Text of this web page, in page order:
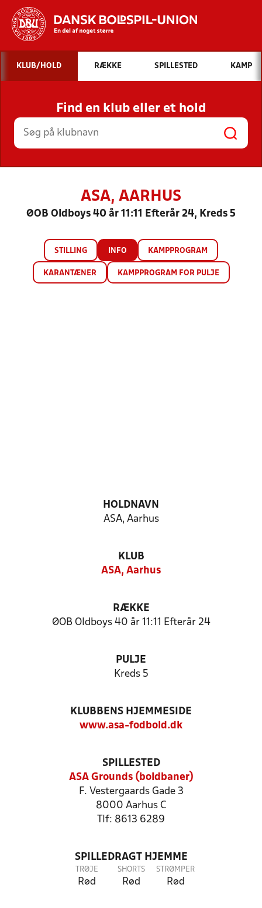
Hvad vil du søge efter?
INDHOLD OG NYHEDER
STILLINGER, RESULTATER, KLUBBER OG
HOLD
KLUB/HOLD RÆKKE SPILLESTED KAMP
Find en klub eller et hold
ASA, AARHUS
ØOB Oldboys 40 år 11:11 Efterår 24, Kreds 5
STILLING INFO KAMPPROGRAM
KARANTÆNER KAMPPROGRAM FOR PULJE
HOLDNAVN
ASA, Aarhus
KLUB
ASA, Aarhus
RÆKKE
ØOB Oldboys 40 år 11:11 Efterår 24
PULJE
Kreds 5
KLUBBENS HJEMMESIDE
www.asa-fodbold.dk
SPILLESTED
ASA Grounds (boldbaner)
F. Vestergaards Gade 3
8000 Aarhus C
Tlf: 8613 6289
SPILLEDRAGT HJEMME
TRØJE
Rød
SHORTS
Rød
STRØMPER
Rød